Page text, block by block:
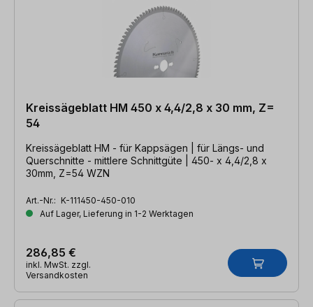
Kreissägeblatt HM 450 x 4,4/2,8 x 30 mm, Z=
54
Kreissägeblatt HM - für Kappsägen | für Längs- und
Querschnitte - mittlere Schnittgüte | 450- x 4,4/2,8 x
30mm, Z=54 WZN
Art.-Nr.: K-111450-450-010
Auf Lager, Lieferung in 1-2 Werktagen
286,85 €
inkl. MwSt. zzgl.
Versandkosten